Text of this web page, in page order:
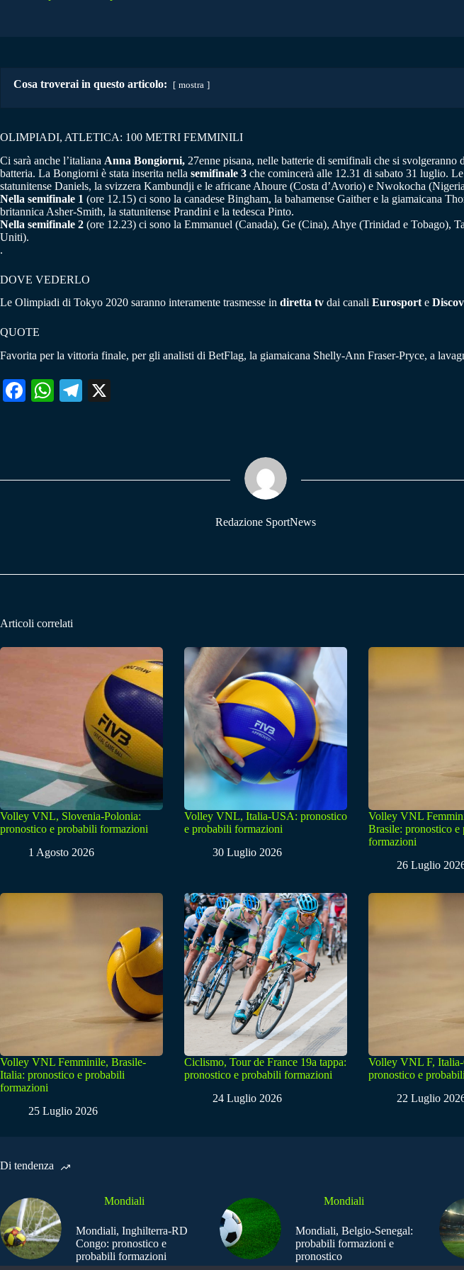
Cosa troverai in questo articolo: mostra
OLIMPIADI, ATLETICA: 100 METRI FEMMINILI
Ci sarà anche l’italiana Anna Bongiorni, 27enne pisana, nelle batterie di semifinali che si svolgeranno
batteria. La Bongiorni è stata inserita nella semifinale 3 che comincerà alle 12.31 di sabato 31 luglio.
statunitense Daniels, la svizzera Kambundji e le africane Ahoure (Costa d’Avorio) e Nwokocha
Nella semifinale 1 (ore 12.15) ci sono la canadese Bingham, la bahamense Gaither e la giamaicana
britannica Asher-Smith, la statunitense Prandini e la tedesca Pinto.
Nella semifinale 2 (ore 12.23) ci sono la Emmanuel (Canada), Ge (Cina), Ahye (Trinidad e Tobago),
Uniti).
.
DOVE VEDERLO
Le Olimpiadi di Tokyo 2020 saranno interamente trasmesse in diretta tv dai canali Eurosporte
QUOTE
Favorita per la vittoria finale, per gli analisti di BetFlag, la giamaicana Shelly-Ann Fraser-Pryce, a
Fa W
pp
Te
m
Redazione SportNews
Articoli correlati
Volley VNL, Slovenia-Polonia:
pronostico e probabili formazioni
1 Agosto 2026
Volley VNL, Italia-USA: pronostico
e probabili formazioni
30 Luglio 2026
Volley VNL
Brasile: pronostico e
formazioni
26 Luglio
Volley VNL Femminile, Brasile-
Italia: pronostico e probabili
formazioni
25 Luglio 2026
Ciclismo, Tour de France 19a tappa:
pronostico e probabili formazioni
24 Luglio 2026
Volley VNL F, Italia-
pronostico e
22 Luglio
Di tendenza
Mondiali
Mondiali, Inghilterra-RD
Congo: pronostico e
probabili formazioni
Mondiali
Mondiali, Belgio-Senegal:
probabili formazioni e
pronostico